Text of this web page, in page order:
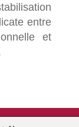
entre
et